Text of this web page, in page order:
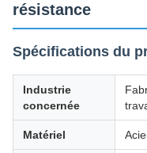
résistance
Spécifications du
Industrie
concernée
Matériel